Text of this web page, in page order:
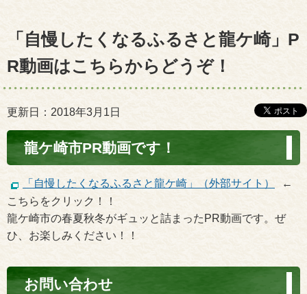
「自慢したくなるふるさと龍ケ崎」P
R動画はこちらからどうぞ！
更新日：2018年3月1日
龍ケ崎市PR動画です！
「自慢したくなるふるさと龍ケ崎」（外部サイト）
←
こちらをクリック！！
龍ケ崎市の春夏秋冬がギュッと詰まったPR動画です。ぜ
ひ、お楽しみください！！
お問い合わせ